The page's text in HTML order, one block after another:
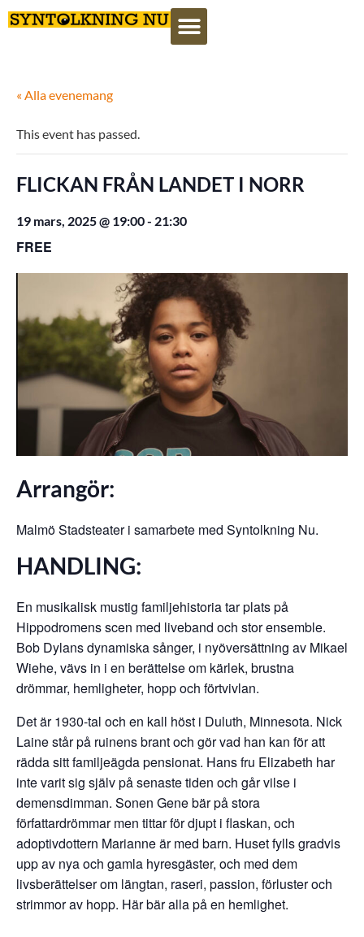
« Alla evenemang
This event has passed.
FLICKAN FRÅN LANDET I NORR
19 mars, 2025 @ 19:00- 21:30
FREE
Arrangör:
Malmö Stadsteater i samarbete med Syntolkning Nu.
HANDLING:
En musikalisk mustig familjehistoria tar plats på
Hippodromens scen med liveband och stor ensemble.
Bob Dylans dynamiska sånger, i nyöversättning av Mikael
Wiehe, vävs in i en berättelse om kärlek, brustna
drömmar, hemligheter, hopp och förtvivlan.
Det är 1930-tal och en kall höst i Duluth, Minnesota. Nick
Laine står på ruinens brant och gör vad han kan för att
rädda sitt familjeägda pensionat. Hans fru Elizabeth har
inte varit sig själv på senaste tiden och går vilse i
demensdimman. Sonen Gene bär på stora
författardrömmar men tittar för djupt i flaskan, och
adoptivdottern Marianne är med barn. Huset fylls gradvis
upp av nya och gamla hyresgäster, och med dem
livsberättelser om längtan, raseri, passion, förluster och
strimmor av hopp. Här bär alla på en hemlighet.